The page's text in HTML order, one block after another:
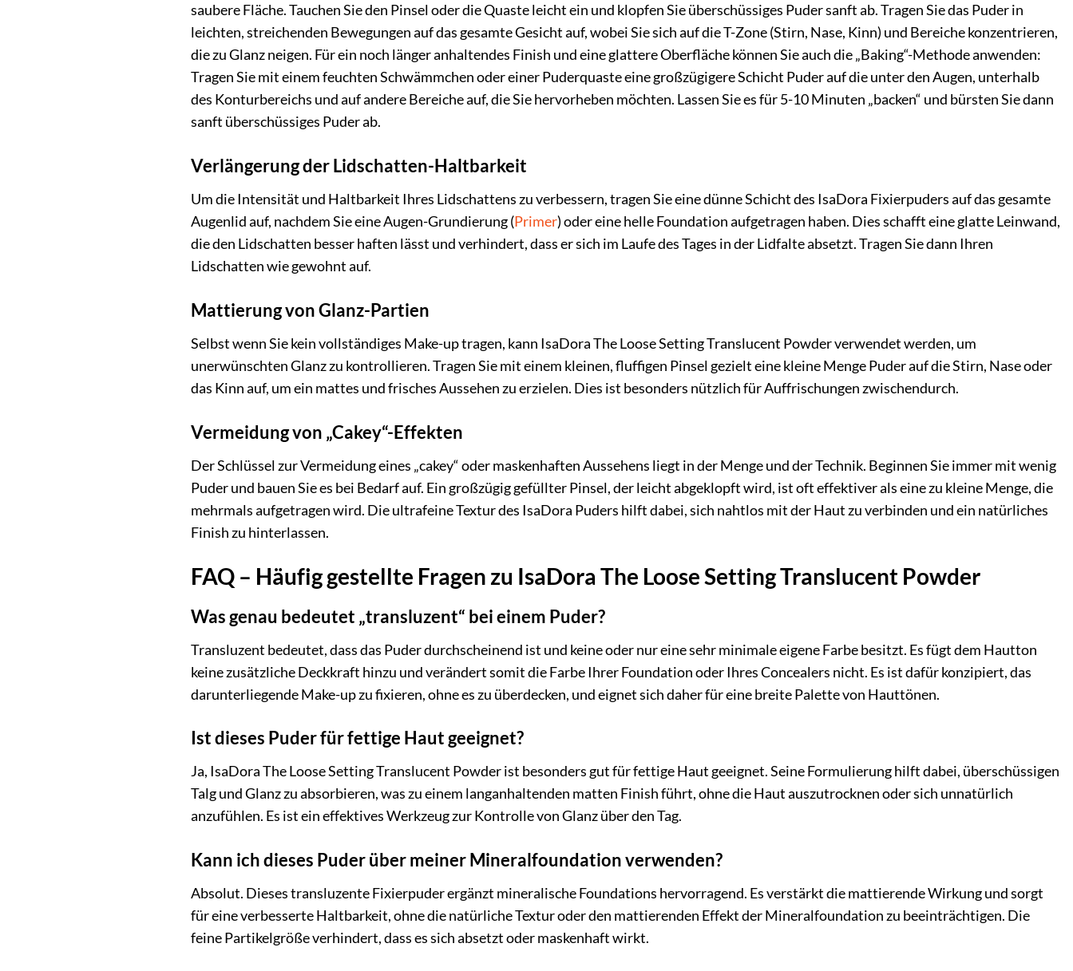
saubere Fläche. Tauchen Sie den Pinsel oder die Quaste leicht ein und klopfen Sie überschüssiges Puder sanft ab. Tragen Sie das Puder in
leichten, streichenden Bewegungen auf das gesamte Gesicht auf, wobei Sie sich auf die T-Zone (Stirn, Nase, Kinn) und Bereiche konzentrieren,
die zu Glanz neigen. Für ein noch länger anhaltendes Finish und eine glattere Oberfläche können Sie auch die „Baking“-Methode anwenden:
Tragen Sie mit einem feuchten Schwämmchen oder einer Puderquaste eine großzügigere Schicht Puder auf die unter den Augen, unterhalb
des Konturbereichs und auf andere Bereiche auf, die Sie hervorheben möchten. Lassen Sie es für 5-10 Minuten „backen“ und bürsten Sie dann
sanft überschüssiges Puder ab.
Verlängerung der Lidschatten-Haltbarkeit
Um die Intensität und Haltbarkeit Ihres Lidschattens zu verbessern, tragen Sie eine dünne Schicht des IsaDora Fixierpuders auf das gesamte
Augenlid auf, nachdem Sie eine Augen-Grundierung (Primer) oder eine helle Foundation aufgetragen haben. Dies schafft eine glatte Leinwand,
die den Lidschatten besser haften lässt und verhindert, dass er sich im Laufe des Tages in der Lidfalte absetzt. Tragen Sie dann Ihren
Lidschatten wie gewohnt auf.
Mattierung von Glanz-Partien
Selbst wenn Sie kein vollständiges Make-up tragen, kann IsaDora The Loose Setting Translucent Powder verwendet werden, um
unerwünschten Glanz zu kontrollieren. Tragen Sie mit einem kleinen, fluffigen Pinsel gezielt eine kleine Menge Puder auf die Stirn, Nase oder
das Kinn auf, um ein mattes und frisches Aussehen zu erzielen. Dies ist besonders nützlich für Auffrischungen zwischendurch.
Vermeidung von „Cakey“-Effekten
Der Schlüssel zur Vermeidung eines „cakey“ oder maskenhaften Aussehens liegt in der Menge und der Technik. Beginnen Sie immer mit wenig
Puder und bauen Sie es bei Bedarf auf. Ein großzügig gefüllter Pinsel, der leicht abgeklopft wird, ist oft effektiver als eine zu kleine Menge, die
mehrmals aufgetragen wird. Die ultrafeine Textur des IsaDora Puders hilft dabei, sich nahtlos mit der Haut zu verbinden und ein natürliches
Finish zu hinterlassen.
FAQ – Häufig gestellte Fragen zu IsaDora The Loose Setting Translucent Powder
Was genau bedeutet „transluzent“ bei einem Puder?
Transluzent bedeutet, dass das Puder durchscheinend ist und keine oder nur eine sehr minimale eigene Farbe besitzt. Es fügt dem Hautton
keine zusätzliche Deckkraft hinzu und verändert somit die Farbe Ihrer Foundation oder Ihres Concealers nicht. Es ist dafür konzipiert, das
darunterliegende Make-up zu fixieren, ohne es zu überdecken, und eignet sich daher für eine breite Palette von Hauttönen.
Ist dieses Puder für fettige Haut geeignet?
Ja, IsaDora The Loose Setting Translucent Powder ist besonders gut für fettige Haut geeignet. Seine Formulierung hilft dabei, überschüssigen
Talg und Glanz zu absorbieren, was zu einem langanhaltenden matten Finish führt, ohne die Haut auszutrocknen oder sich unnatürlich
anzufühlen. Es ist ein effektives Werkzeug zur Kontrolle von Glanz über den Tag.
Kann ich dieses Puder über meiner Mineralfoundation verwenden?
Absolut. Dieses transluzente Fixierpuder ergänzt mineralische Foundations hervorragend. Es verstärkt die mattierende Wirkung und sorgt
für eine verbesserte Haltbarkeit, ohne die natürliche Textur oder den mattierenden Effekt der Mineralfoundation zu beeinträchtigen. Die
feine Partikelgröße verhindert, dass es sich absetzt oder maskenhaft wirkt.